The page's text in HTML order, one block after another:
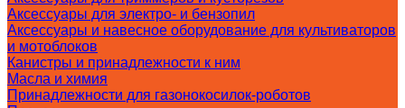
Аксессуары для электро- и бензопил
Аксессуары и навесное оборудование для культиваторов
и мотоблоков
Канистры и принадлежности к ним
Масла и химия
Принадлежности для газонокосилок-роботов